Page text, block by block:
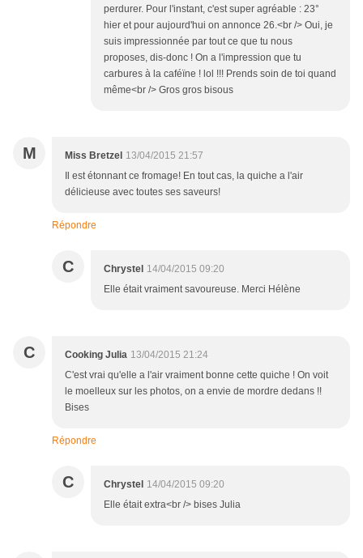
perdurer. Pour l'instant, c'est super agréable : 23°
hier et pour aujourd'hui on annonce 26.<br /> Oui, je
suis impressionnée par tout ce que tu nous
proposes, dis-donc ! On a l'impression que tu
carbures à la caféïne ! lol !!! Prends soin de toi quand
même<br /> Gros gros bisous
M Miss Bretzel 13/04/2015 21:57
Il est étonnant ce fromage! En tout cas, la quiche a l'air
délicieuse avec toutes ses saveurs!
Répondre
C Chrystel 14/04/2015 09:20
Elle était vraiment savoureuse. Merci Hélène
C Cooking Julia 13/04/2015 21:24
C'est vrai qu'elle a l'air vraiment bonne cette quiche ! On voit
le moelleux sur les photos, on a envie de mordre dedans !!
Bises
Répondre
C Chrystel 14/04/2015 09:20
Elle était extra<br /> bises Julia